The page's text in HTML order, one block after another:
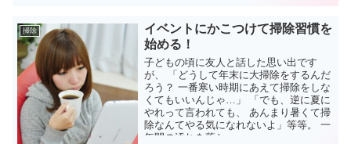
掃除
イベントにかこつけて掃除習慣を
始める！
子どもの頃に友人と話した思い出です
が、 「どうして年末に大掃除をするんだ
ろう？ 一番寒い時期にあえて掃除をしな
くてもいいんじゃ…」 「でも、逆に夏に
やれって言われても、 あんまり暑くて掃
除なんてやる気になれないよ」等等。 一
年間の汚れを落と...